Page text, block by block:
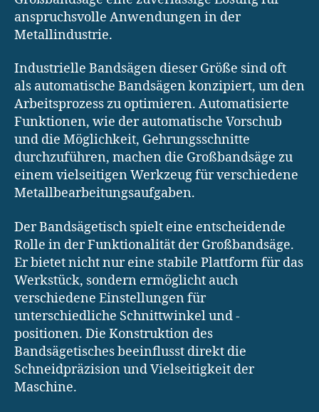
anspruchsvolle Anwendungen in der
Metallindustrie.
Industrielle Bandsägen dieser Größe sind oft
als automatische Bandsägen konzipiert, um den
Arbeitsprozess zu optimieren. Automatisierte
Funktionen, wie der automatische Vorschub
und die Möglichkeit, Gehrungsschnitte
durchzuführen, machen die Großbandsäge zu
einem vielseitigen Werkzeug für verschiedene
Metallbearbeitungsaufgaben.
Der Bandsägetisch spielt eine entscheidende
Rolle in der Funktionalität der Großbandsäge.
Er bietet nicht nur eine stabile Plattform für das
Werkstück, sondern ermöglicht auch
verschiedene Einstellungen für
unterschiedliche Schnittwinkel und -
positionen. Die Konstruktion des
Bandsägetisches beeinflusst direkt die
Schneidpräzision und Vielseitigkeit der
Maschine.